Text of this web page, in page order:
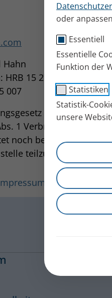
oder
Essentiell
Essentielle
Funktion der
Statistiken
Statistik-
unsere
Hahn
15 2766
007
(VSBG):
1
noch bereit sind, an
teilzunehmen.